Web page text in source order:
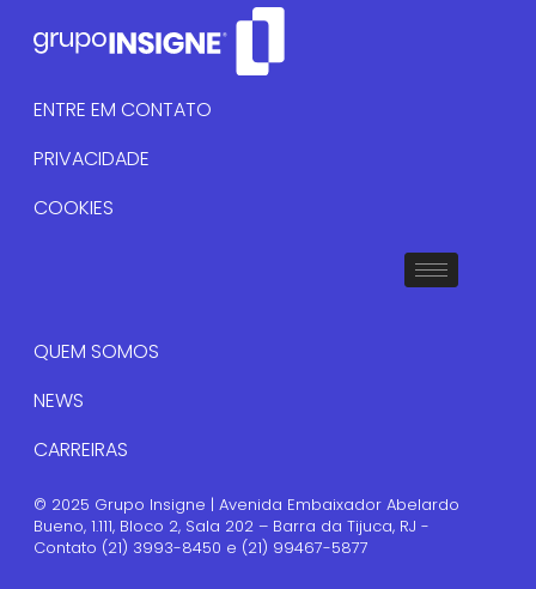
ENTRE EM CONTATO
PRIVACIDADE
COOKIES
QUEM SOMOS
NEWS
CARREIRAS
© 2025 Grupo Insigne | Avenida Embaixador Abelardo
Bueno, 1.111, Bloco 2, Sala 202 – Barra da Tijuca, RJ -
Contato (21) 3993-8450 e (21) 99467-5877